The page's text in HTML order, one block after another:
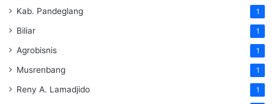
Kab. Pandeglang 1
Biliar 1
Agrobisnis 1
Musrenbang 1
Reny A. Lamadjido 1